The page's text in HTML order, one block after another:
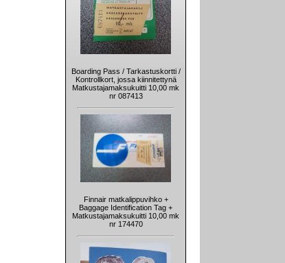
Boarding Pass / Tarkastuskortti /
Kontrollkort, jossa kiinnitettynä
Matkustajamaksukuitti 10,00 mk
nr 087413
Finnair matkalippuvihko +
Baggage Identification Tag +
Matkustajamaksukuitti 10,00 mk
nr 174470